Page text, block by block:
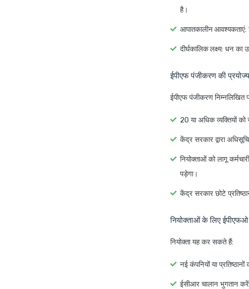
है।
आपातकालीन आवश्यकताएं:
दीर्घकालिक लक्ष्य: धन का
ईपीएफ पंजीकरण की
ईपीएफ पंजीकरण निम्नलिखित
20 या अधिक व्यक्तियों को
केंद्र सरकार द्वारा
नियोक्ताओं को लागू
पड़ेगा।
केंद्र सरकार छोटे
नियोक्ताओं के लिए ईपीएफओ
नियोक्ता यह कर सकते हैं:
नई कंपनियों या
ईसीआर चालान भुगतान